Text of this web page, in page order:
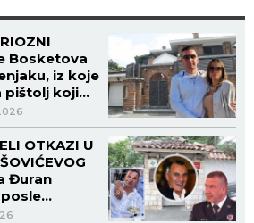
Bosketova
iz koje
pištolj kojim
OTKAZI U
Đuran